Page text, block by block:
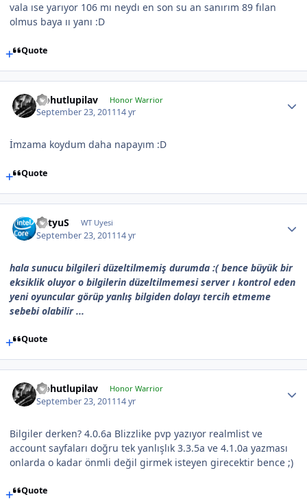
vala ıse yarıyor 106 mı neydı en son su an sanırım 89 fılan
olmus baya ıı yanı :D
Quote
Nohutlupilav Honor Warrior
September 23, 201114 yr
İmzama koydum daha napayım :D
Quote
BatyuS WT Uyesi
September 23, 201114 yr
hala sunucu bilgileri düzeltilmemiş durumda :( bence büyük bir
eksiklik oluyor o bilgilerin düzeltilmemesi server ı kontrol eden
yeni oyuncular görüp yanlış bilgiden dolayı tercih etmeme
sebebi olabilir ...
Quote
Nohutlupilav Honor Warrior
September 23, 201114 yr
Bilgiler derken? 4.0.6a Blizzlike pvp yazıyor realmlist ve
account sayfaları doğru tek yanlışlık 3.3.5a ve 4.1.0a yazması
onlarda o kadar önmli değil girmek isteyen girecektir bence ;)
Quote